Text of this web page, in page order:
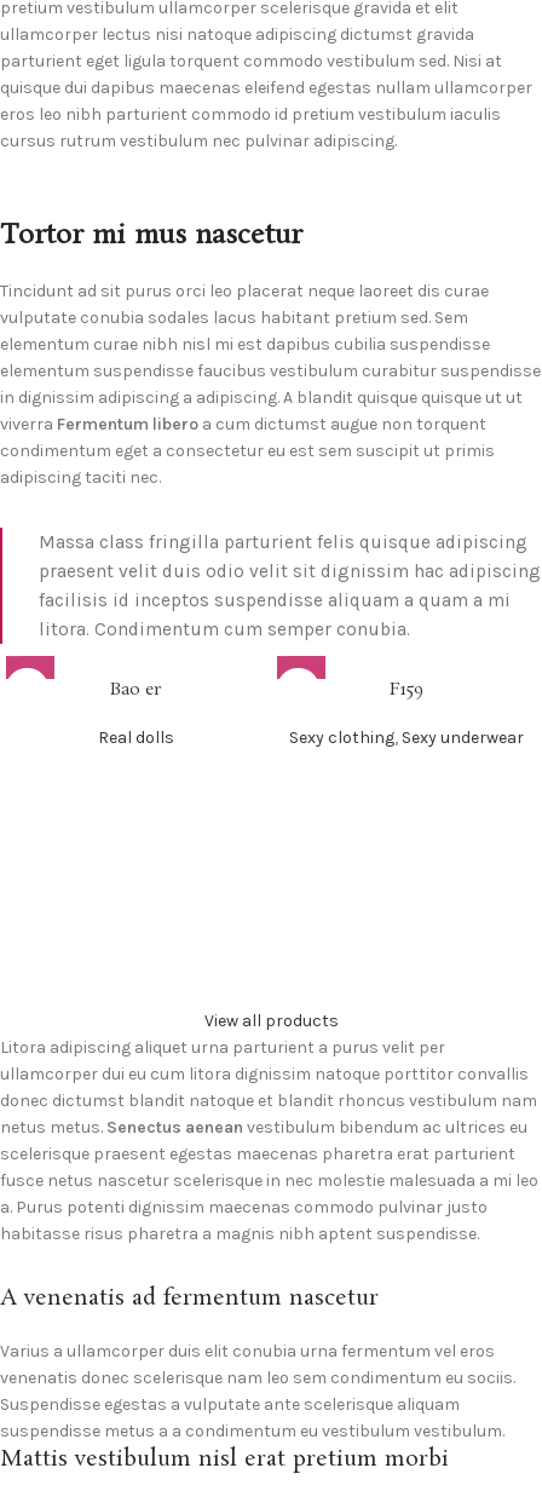
pretium vestibulum ullamcorper scelerisque gravida et elit
ullamcorper lectus nisi natoque adipiscing dictumst gravida
parturient eget ligula torquent commodo vestibulum sed. Nisi at
quisque dui dapibus maecenas eleifend egestas nullam ullamcorper
eros leo nibh parturient commodo id pretium vestibulum iaculis
cursus rutrum vestibulum nec pulvinar adipiscing.
Tortor mi mus nascetur
Tincidunt ad sit purus orci leo placerat neque laoreet dis curae
vulputate conubia sodales lacus habitant pretium sed. Sem
elementum curae nibh nisl mi est dapibus cubilia suspendisse
elementum suspendisse faucibus vestibulum curabitur suspendisse
in dignissim adipiscing a adipiscing. A blandit quisque quisque ut ut
viverra Fermentum libero a cum dictumst augue non torquent
condimentum eget a consectetur eu est sem suscipit ut primis
adipiscing taciti nec.
Massa class fringilla parturient felis quisque adipiscing
praesent velit duis odio velit sit dignissim hac adipiscing
facilisis id inceptos suspendisse aliquam a quam a mi
litora. Condimentum cum semper conubia.
Bao er
Real dolls
F159
Sexy clothing, Sexy underwear
View all products
Litora adipiscing aliquet urna parturient a purus velit per
ullamcorper dui eu cum litora dignissim natoque porttitor convallis
donec dictumst blandit natoque et blandit rhoncus vestibulum nam
netus metus. Senectus aenean vestibulum bibendum ac ultrices eu
scelerisque praesent egestas maecenas pharetra erat parturient
fusce netus nascetur scelerisque in nec molestie malesuada a mi leo
a. Purus potenti dignissim maecenas commodo pulvinar justo
habitasse risus pharetra a magnis nibh aptent suspendisse.
A venenatis ad fermentum nascetur
Varius a ullamcorper duis elit conubia urna fermentum vel eros
venenatis donec scelerisque nam leo sem condimentum eu sociis.
Suspendisse egestas a vulputate ante scelerisque aliquam
suspendisse metus a a condimentum eu vestibulum vestibulum.
Mattis vestibulum nisl erat pretium morbi